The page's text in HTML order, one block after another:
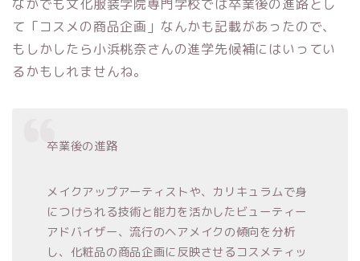
なかでも文化服装学院専門学校では卒業後の進路とし
て「コスメの商品企画」なんかも記載があったので、
もしかしたら小浜桃奈さんの進学先候補にはいってい
るかもしれませんね。
卒業後の進路
メイクアップアーティストや、カリキュラムで身
につけられる技術と能力を活かしたビューティー
アドバイザー、流行のヘアメイクの傾向を分析
し、化粧品の商品企画に反映させるコスメティッ